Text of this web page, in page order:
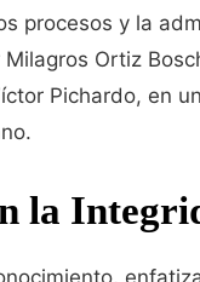
procesos y la
Ortiz
Pichardo, en
la